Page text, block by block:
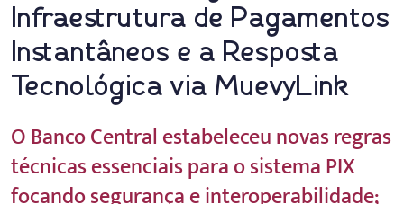
Infraestrutura de Pagamentos
Instantâneos e a Resposta
Tecnológica via MuevyLink
O Banco Central estabeleceu novas regras
técnicas essenciais para o sistema PIX
focando segurança e interoperabilidade;